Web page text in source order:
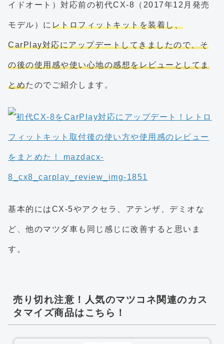
イドオート）対応前の初代CX-8（2017年12月発売
モデル）に レトロフィットキットを装着し、
CarPlay対応にアップデートしてきましたので、そ
の後の使用感や使い心地の感想をレビューとしてま
とめたのでご紹介します。
基本的にはCX-5やアクセラ、アテンザ、デミオな
ど、他のマツダ車も同じ感じに改善すると思いま
す。
売り切れ注意！人気のマツコネ関連のカス
タマイズ商品はこちら！